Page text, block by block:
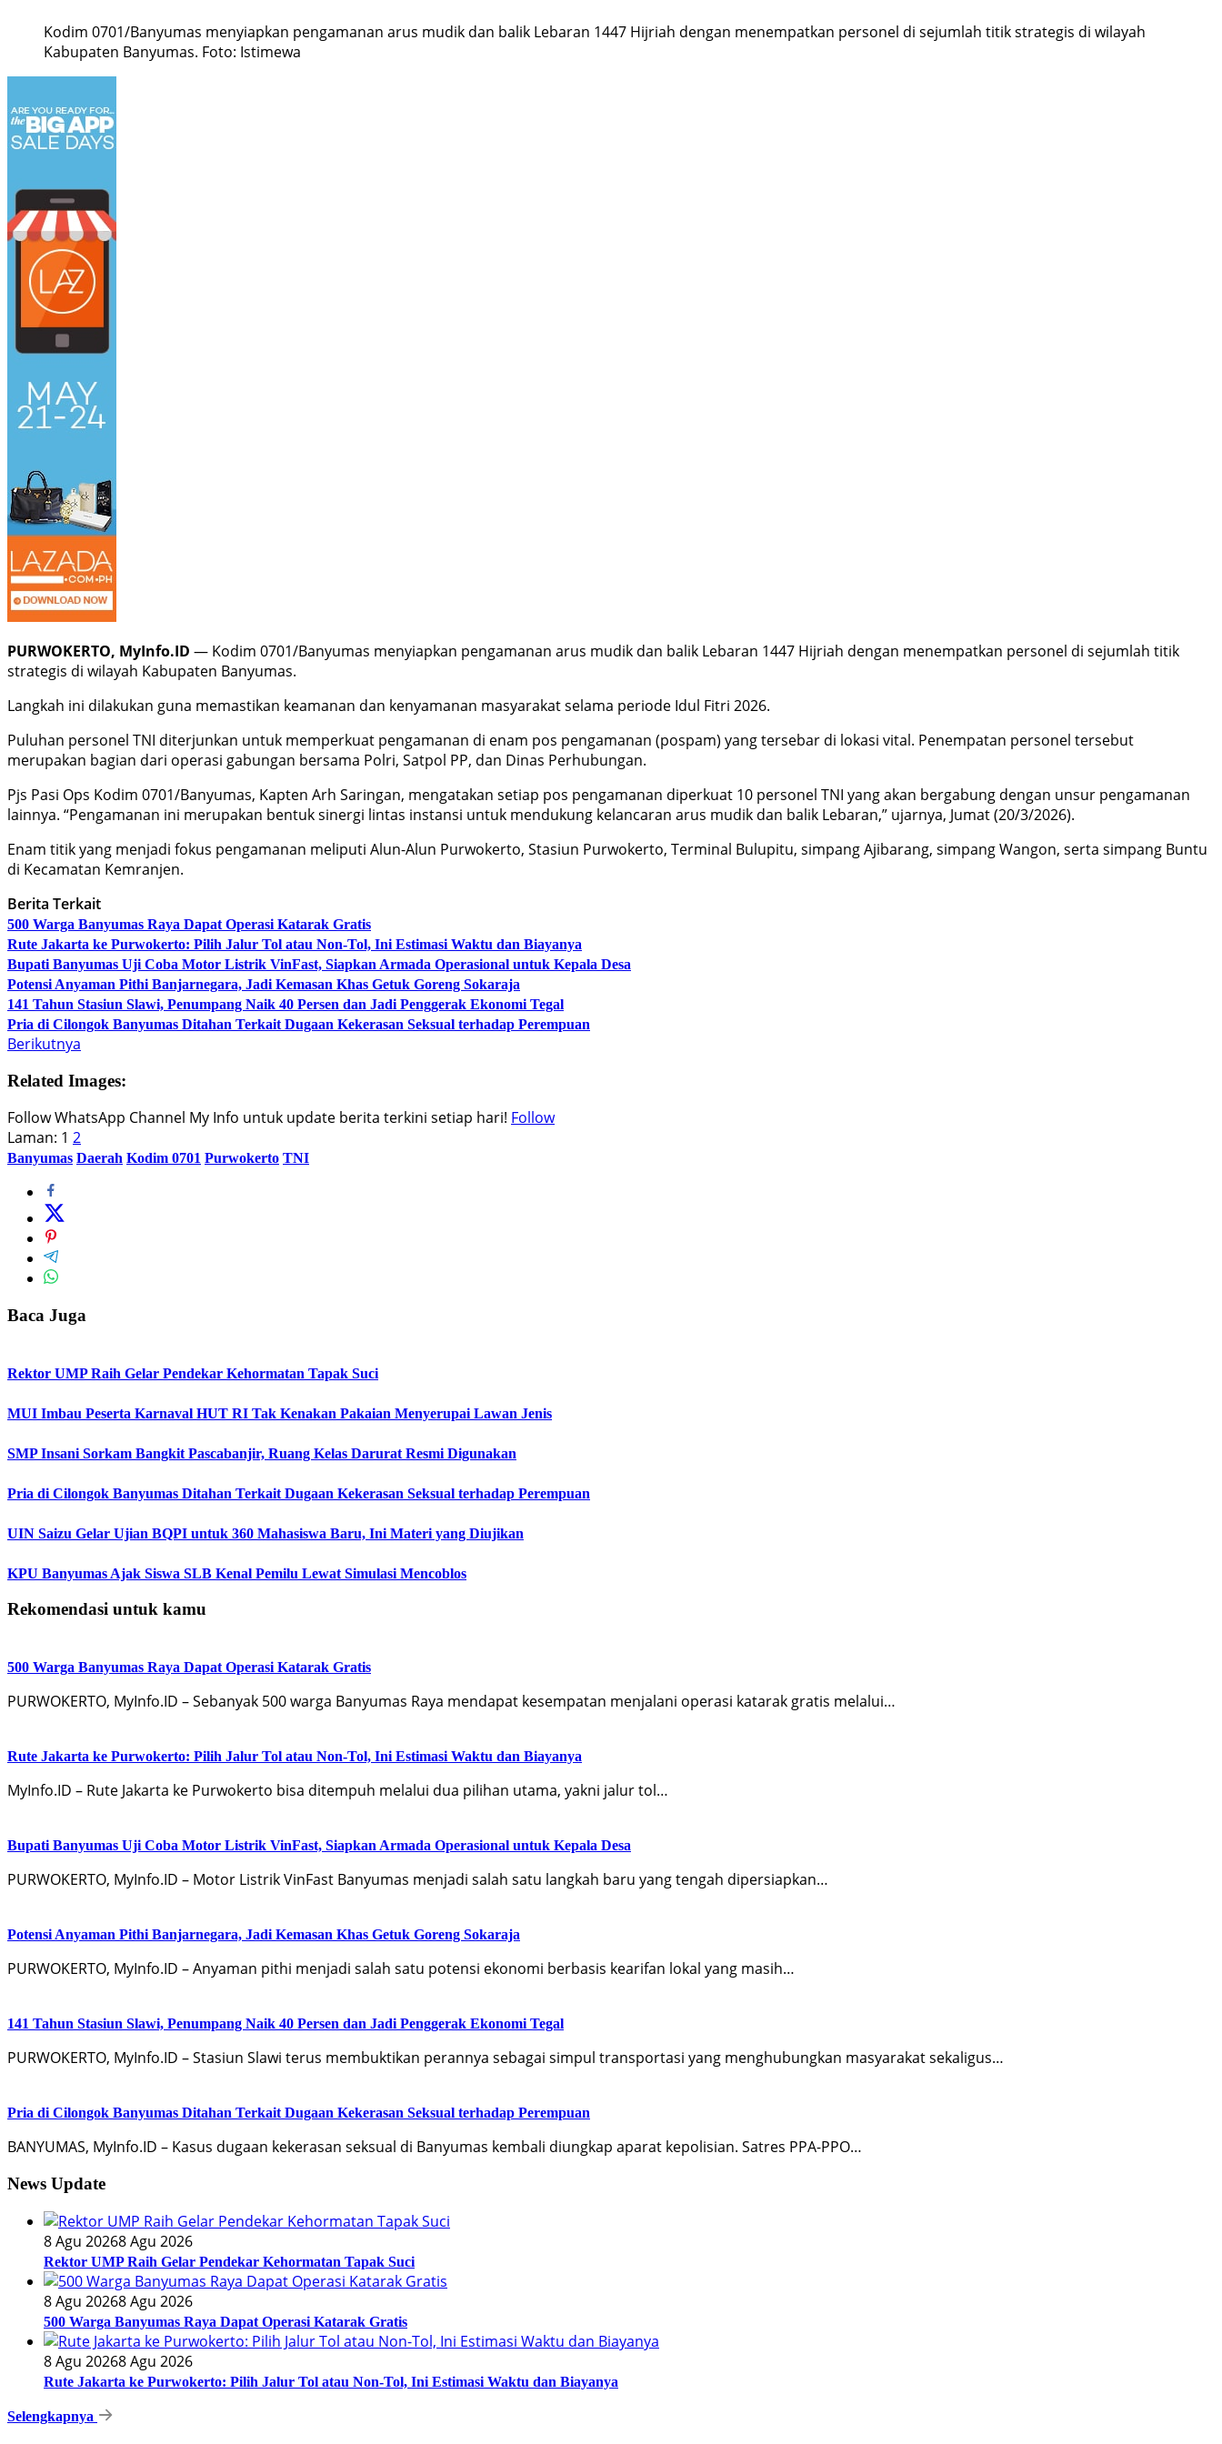
Kodim 0701/Banyumas menyiapkan pengamanan arus mudik dan balik Lebaran 1447 Hijriah dengan menempatkan personel di sejumlah titik strategis di wilayah
Kabupaten Banyumas. Foto: Istimewa
PURWOKERTO, MyInfo.ID — Kodim 0701/Banyumas menyiapkan pengamanan arus mudik dan balik Lebaran 1447 Hijriah dengan menempatkan personel di sejumlah titik
strategis di wilayah Kabupaten Banyumas.
Langkah ini dilakukan guna memastikan keamanan dan kenyamanan masyarakat selama periode Idul Fitri 2026.
Puluhan personel TNI diterjunkan untuk memperkuat pengamanan di enam pos pengamanan (pospam) yang tersebar di lokasi vital. Penempatan personel tersebut
merupakan bagian dari operasi gabungan bersama Polri, Satpol PP, dan Dinas Perhubungan.
Pjs Pasi Ops Kodim 0701/Banyumas, Kapten Arh Saringan, mengatakan setiap pos pengamanan diperkuat 10 personel TNI yang akan bergabung dengan unsur pengamanan
lainnya. “Pengamanan ini merupakan bentuk sinergi lintas instansi untuk mendukung kelancaran arus mudik dan balik Lebaran,” ujarnya, Jumat (20/3/2026).
Enam titik yang menjadi fokus pengamanan meliputi Alun-Alun Purwokerto, Stasiun Purwokerto, Terminal Bulupitu, simpang Ajibarang, simpang Wangon, serta simpang Buntu
di Kecamatan Kemranjen.
Berita Terkait
500 Warga Banyumas Raya Dapat Operasi Katarak Gratis
Rute Jakarta ke Purwokerto: Pilih Jalur Tol atau Non-Tol, Ini Estimasi Waktu dan Biayanya
Bupati Banyumas Uji Coba Motor Listrik VinFast, Siapkan Armada Operasional untuk Kepala Desa
Potensi Anyaman Pithi Banjarnegara, Jadi Kemasan Khas Getuk Goreng Sokaraja
141 Tahun Stasiun Slawi, Penumpang Naik 40 Persen dan Jadi Penggerak Ekonomi Tegal
Pria di Cilongok Banyumas Ditahan Terkait Dugaan Kekerasan Seksual terhadap Perempuan
Berikutnya
Related Images:
Follow WhatsApp Channel My Info untuk update berita terkini setiap hari! Follow
Laman: 1 2
Banyumas Daerah Kodim 0701 Purwokerto TNI
Baca Juga
Rektor UMP Raih Gelar Pendekar Kehormatan Tapak Suci
MUI Imbau Peserta Karnaval HUT RI Tak Kenakan Pakaian Menyerupai Lawan Jenis
SMP Insani Sorkam Bangkit Pascabanjir, Ruang Kelas Darurat Resmi Digunakan
Pria di Cilongok Banyumas Ditahan Terkait Dugaan Kekerasan Seksual terhadap Perempuan
UIN Saizu Gelar Ujian BQPI untuk 360 Mahasiswa Baru, Ini Materi yang Diujikan
KPU Banyumas Ajak Siswa SLB Kenal Pemilu Lewat Simulasi Mencoblos
Rekomendasi untuk kamu
500 Warga Banyumas Raya Dapat Operasi Katarak Gratis
PURWOKERTO, MyInfo.ID – Sebanyak 500 warga Banyumas Raya mendapat kesempatan menjalani operasi katarak gratis melalui…
Rute Jakarta ke Purwokerto: Pilih Jalur Tol atau Non-Tol, Ini Estimasi Waktu dan Biayanya
MyInfo.ID – Rute Jakarta ke Purwokerto bisa ditempuh melalui dua pilihan utama, yakni jalur tol…
Bupati Banyumas Uji Coba Motor Listrik VinFast, Siapkan Armada Operasional untuk Kepala Desa
PURWOKERTO, MyInfo.ID – Motor Listrik VinFast Banyumas menjadi salah satu langkah baru yang tengah dipersiapkan…
Potensi Anyaman Pithi Banjarnegara, Jadi Kemasan Khas Getuk Goreng Sokaraja
PURWOKERTO, MyInfo.ID – Anyaman pithi menjadi salah satu potensi ekonomi berbasis kearifan lokal yang masih…
141 Tahun Stasiun Slawi, Penumpang Naik 40 Persen dan Jadi Penggerak Ekonomi Tegal
PURWOKERTO, MyInfo.ID – Stasiun Slawi terus membuktikan perannya sebagai simpul transportasi yang menghubungkan masyarakat sekaligus…
Pria di Cilongok Banyumas Ditahan Terkait Dugaan Kekerasan Seksual terhadap Perempuan
BANYUMAS, MyInfo.ID – Kasus dugaan kekerasan seksual di Banyumas kembali diungkap aparat kepolisian. Satres PPA-PPO…
News Update
8 Agu 20268 Agu 2026
Rektor UMP Raih Gelar Pendekar Kehormatan Tapak Suci
8 Agu 20268 Agu 2026
500 Warga Banyumas Raya Dapat Operasi Katarak Gratis
8 Agu 20268 Agu 2026
Rute Jakarta ke Purwokerto: Pilih Jalur Tol atau Non-Tol, Ini Estimasi Waktu dan Biayanya
Selengkapnya